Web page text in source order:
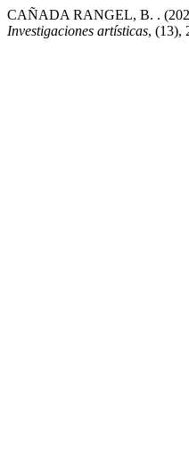
CAÑADA RANGEL, B. .
Investigaciones artísticas, (13),